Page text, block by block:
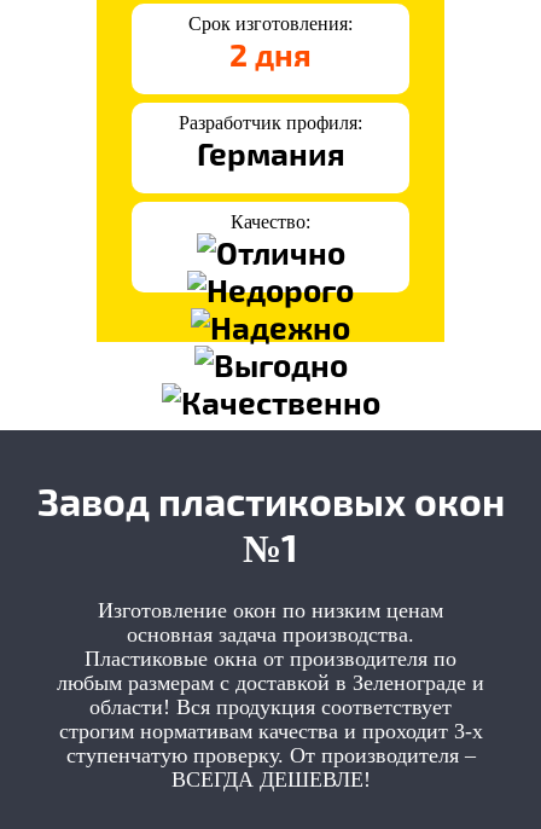
Срок изготовления:
2 дня
Разработчик профиля:
Германия
Качество:
Завод пластиковых окон
№1
Изготовление окон по низким ценам
основная задача производства.
Пластиковые окна от производителя по
любым размерам с доставкой в Зеленограде и
области! Вся продукция соответствует
строгим нормативам качества и проходит 3-х
ступенчатую проверку. От производителя –
ВСЕГДА ДЕШЕВЛЕ!